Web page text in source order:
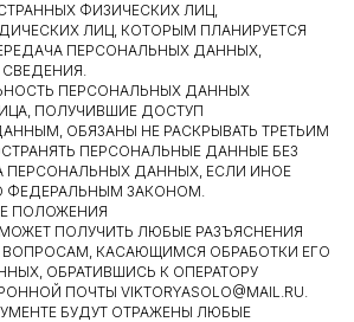
ФИЗИЧЕСКИХ ЛИЦ,
ЛИЦ, КОТОРЫМ ПЛАНИРУЕТСЯ
ПЕРСОНАЛЬНЫХ ДАННЫХ,
ПЕРСОНАЛЬНЫХ ДАННЫХ
ПОЛУЧИВШИЕ ДОСТУП
ОБЯЗАНЫ НЕ РАСКРЫВАТЬ ТРЕТЬИМ
ПЕРСОНАЛЬНЫЕ ДАННЫЕ БЕЗ
ПЕРСОНАЛЬНЫХ ДАННЫХ, ЕСЛИ ИНОЕ
ФЕДЕРАЛЬНЫМ ЗАКОНОМ.
ПОЛОЖЕНИЯ
МОЖЕТ ПОЛУЧИТЬ ЛЮБЫЕ РАЗЪЯСНЕНИЯ
КАСАЮЩИМСЯ ОБРАБОТКИ ЕГО
ОБРАТИВШИСЬ К ОПЕРАТОРУ
ПОЧТЫ VIKTORYASOLO@MAIL.RU.
БУДУТ ОТРАЖЕНЫ ЛЮБЫЕ